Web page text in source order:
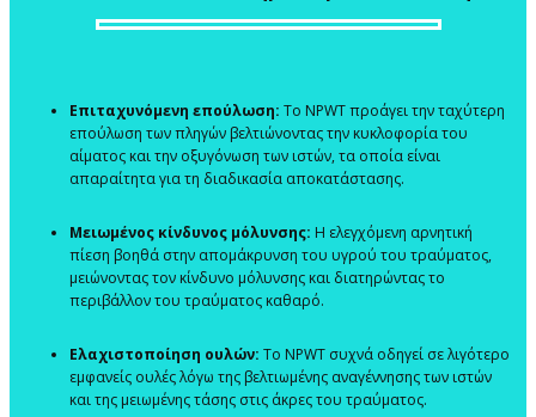
Επιταχυνόμενη επούλωση: Το NPWT προάγει την ταχύτερη
επούλωση των πληγών βελτιώνοντας την κυκλοφορία του
αίματος και την οξυγόνωση των ιστών, τα οποία είναι
απαραίτητα για τη διαδικασία αποκατάστασης.
Μειωμένος κίνδυνος μόλυνσης: Η ελεγχόμενη αρνητική
πίεση βοηθά στην απομάκρυνση του υγρού του τραύματος,
μειώνοντας τον κίνδυνο μόλυνσης και διατηρώντας το
περιβάλλον του τραύματος καθαρό.
Ελαχιστοποίηση ουλών: Το NPWT συχνά οδηγεί σε λιγότερο
εμφανείς ουλές λόγω της βελτιωμένης αναγέννησης των ιστών
και της μειωμένης τάσης στις άκρες του τραύματος.